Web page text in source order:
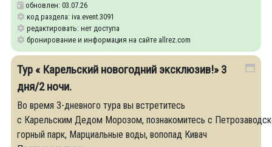
обновлен: 03.07.26
код раздела: iva.event.3091
редактировать: нет доступа
бронирование и информация на сайте allrez.com
Тур « Карельский новогодний эксклюзив!» 3
дня/2 ночи.
Во время 3-дневного тура вы встретитесь
с Карельским Дедом Морозом, познакомитесь с
горный парк, Марциальные воды, вопопад Кивач